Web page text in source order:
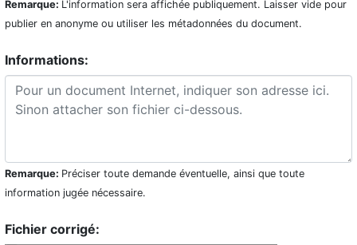
Remarque: L'information sera affichée publiquement. Laisser vide pour
publier en anonyme ou utiliser les métadonnées du document.
Informations:
Remarque: Préciser toute demande éventuelle, ainsi que toute
information jugée nécessaire.
Fichier corrigé: